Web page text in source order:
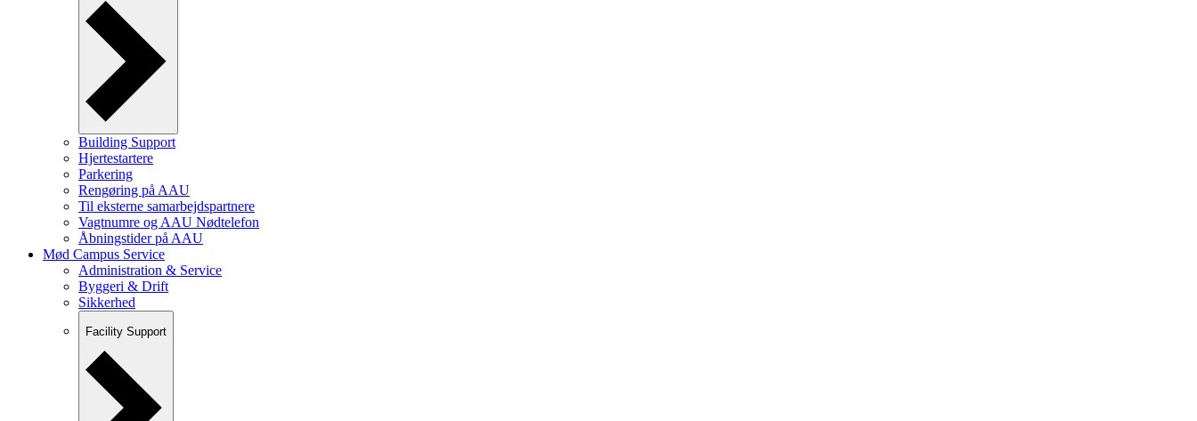
Building Support
Hjertestartere
Parkering
Rengøring på AAU
Til eksterne samarbejdspartnere
Vagtnumre og AAU Nødtelefon
Åbningstider på AAU
Mød Campus Service
Administration & Service
Byggeri & Drift
Sikkerhed
Facility Support